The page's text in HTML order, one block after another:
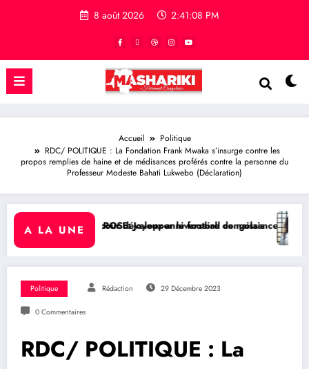
8 août 2026 2:41:09 PM
Accueil
Politique
RDC/ POLITIQUE : La Fondation Frank Mwaka s’insurge contre les
propos remplies de haine et de médisances proférés contre la personne du
Professeur Modeste Bahati Lukwebo (Déclaration)
A LA UNE
développer le football congolais
Joyeux anniversaire de naissance à l’Honorable Amato
RDC/ SPORT : Laetitia
Politique Rédaction 29 Décembre 2023
0 Commentaires
RDC/ POLITIQUE : La